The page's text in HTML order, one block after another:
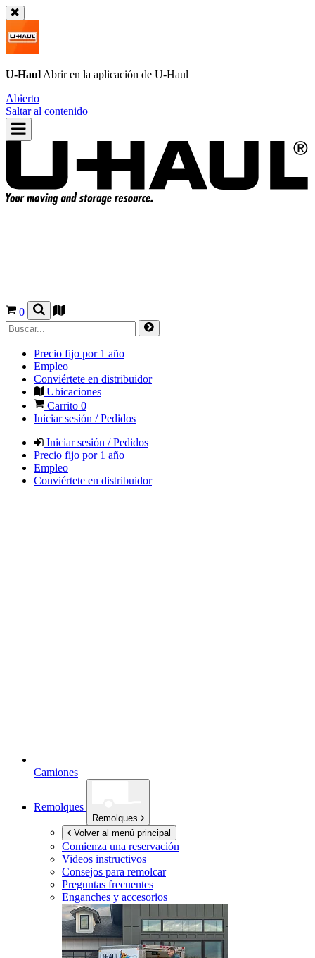
U-Haul Abrir en la aplicación de U-Haul
Abierto
Saltar al contenido
0
Precio fijo por 1 año
Empleo
Conviértete en distribuidor
Ubicaciones
Carrito 0
Iniciar sesión / Pedidos
Iniciar sesión / Pedidos
Precio fijo por 1 año
Empleo
Conviértete en distribuidor
Camiones
Remolques
Remolques
Volver al menú principal
Comienza una reservación
Videos instructivos
Consejos para remolcar
Preguntas frecuentes
Enganches y accesorios